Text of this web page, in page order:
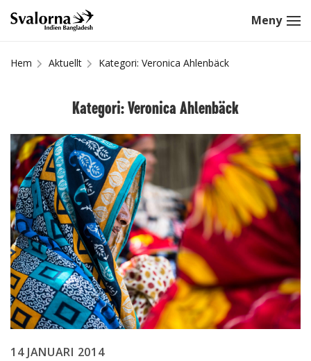
Hem Aktuellt Kategori: Veronica Ahlenbäck
Kategori: Veronica Ahlenbäck
14 JANUARI 2014